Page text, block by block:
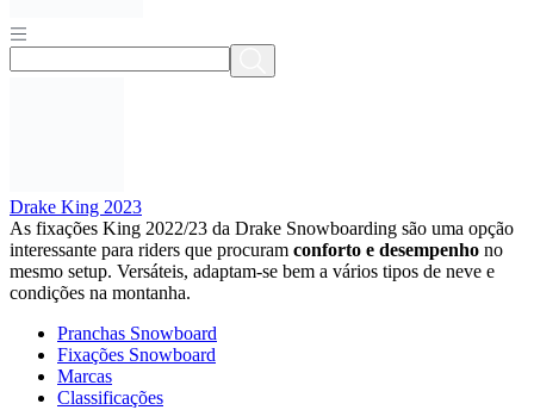
Drake King 2023
As fixações King 2022/23 da Drake Snowboarding são uma opção
interessante para riders que procuram conforto e desempenho no
mesmo setup. Versáteis, adaptam-se bem a vários tipos de neve e
condições na montanha.
Pranchas Snowboard
Fixações Snowboard
Marcas
Classificações